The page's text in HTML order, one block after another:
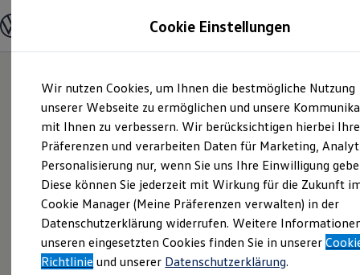
Hauptinhalt
springen
Footer
springen
Modelle und Konfigurator
Modelle vergleichen
Elektroautos
ENERGY Sondermodelle
Nutzfahrzeuge
SUV und CUV
Familienautos
Kombis
Kompaktwagen
Sportwagen
Schnell verfügbare Fahrzeuge
Angebote und Produkte
Aktuelle Angebote
E-Auto-Förderung
Volkswagen Marktplatz
Cookie Einstellungen
Wir nutzen Cookies, um Ihnen die bestmögliche Nutzung
unserer Webseite zu ermöglichen und unsere
mit Ihnen zu verbessern. Wir berücksichtigen hierbei Ihre
Präferenzen und verarbeiten Daten für Marketing,
Personalisierung nur, wenn Sie uns Ihre Einwilligung
Diese können Sie jederzeit mit Wirkung für die Zukunft
Cookie Manager (Meine Präferenzen verwalten) in der
Datenschutzerklärung widerrufen. Weitere
unseren eingesetzten Cookies finden Sie in unserer
Richtlinie und unserer Datenschutzerklärung.